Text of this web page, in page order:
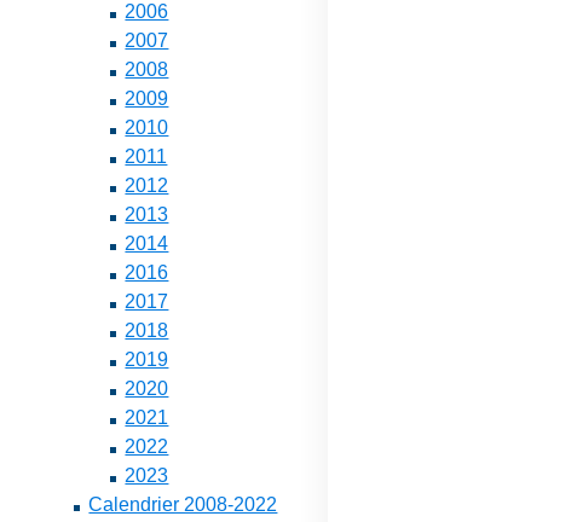
2006
2007
2008
2009
2010
2011
2012
2013
2014
2016
2017
2018
2019
2020
2021
2022
2023
Calendrier 2008-2022